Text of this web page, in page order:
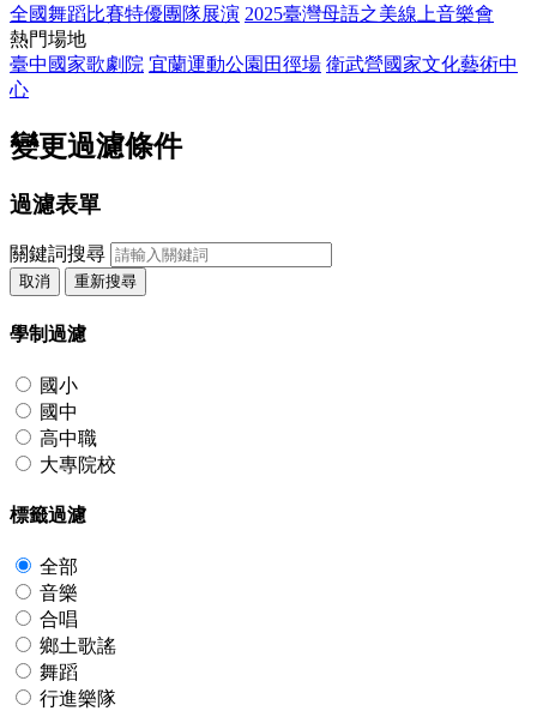
全國舞蹈比賽特優團隊展演 2025臺灣母語之美線上音樂會
熱門場地
臺中國家歌劇院 宜蘭運動公園田徑場 衛武營國家文化藝術中
心
變更過濾條件
過濾表單
關鍵詞搜尋
取消 重新搜尋
學制過濾
國小
國中
高中職
大專院校
標籤過濾
全部
音樂
合唱
鄉土歌謠
舞蹈
行進樂隊